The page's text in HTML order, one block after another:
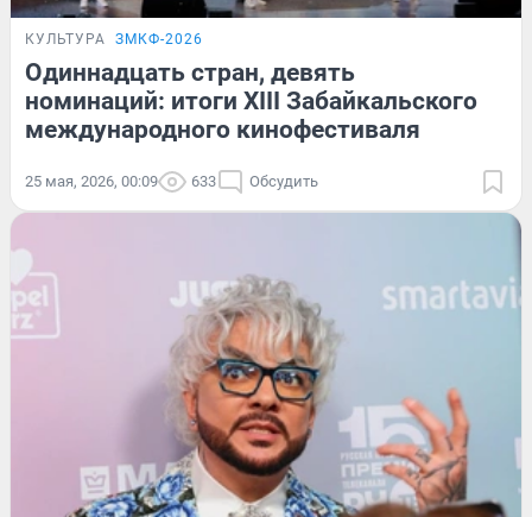
КУЛЬТУРА ЗМКФ-2026
Одиннадцать стран, девять
номинаций: итоги XIII Забайкальского
международного кинофестиваля
25 мая, 2026, 00:09 633 Обсудить